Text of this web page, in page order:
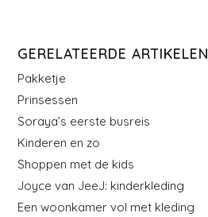
GERELATEERDE ARTIKELEN
Pakketje
Prinsessen
Soraya’s eerste busreis
Kinderen en zo
Shoppen met de kids
Joyce van JeeJ: kinderkleding
Een woonkamer vol met kleding